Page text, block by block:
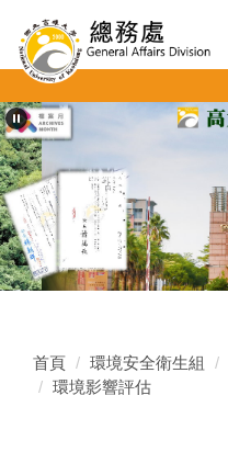
到
主
內
容
區
首頁 環境安全衛生組
環境影響評估